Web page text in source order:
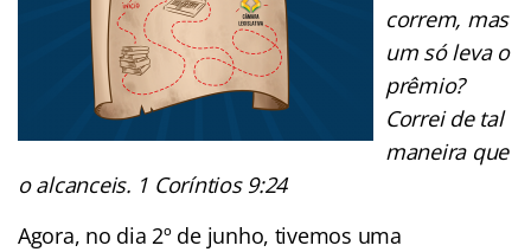
correm, mas
um só leva o
prêmio?
Correi de tal
maneira que
o alcanceis. 1 Coríntios 9:24
Agora, no dia 2º de junho, tivemos uma